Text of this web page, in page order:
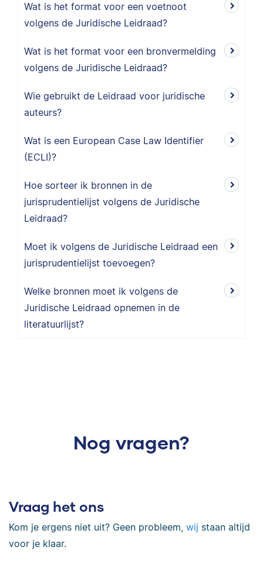
Wat is het format voor een voetnoot
volgens de Juridische Leidraad?
Wat is het format voor een bronvermelding
volgens de Juridische Leidraad?
Wie gebruikt de Leidraad voor juridische
auteurs?
Wat is een European Case Law Identifier
(ECLI)?
Hoe sorteer ik bronnen in de
jurisprudentielijst volgens de Juridische
Leidraad?
Moet ik volgens de Juridische Leidraad een
jurisprudentielijst toevoegen?
Welke bronnen moet ik volgens de
Juridische Leidraad opnemen in de
literatuurlijst?
Nog vragen?
Vraag het ons
Kom je ergens niet uit? Geen probleem, wij staan altijd
voor je klaar.